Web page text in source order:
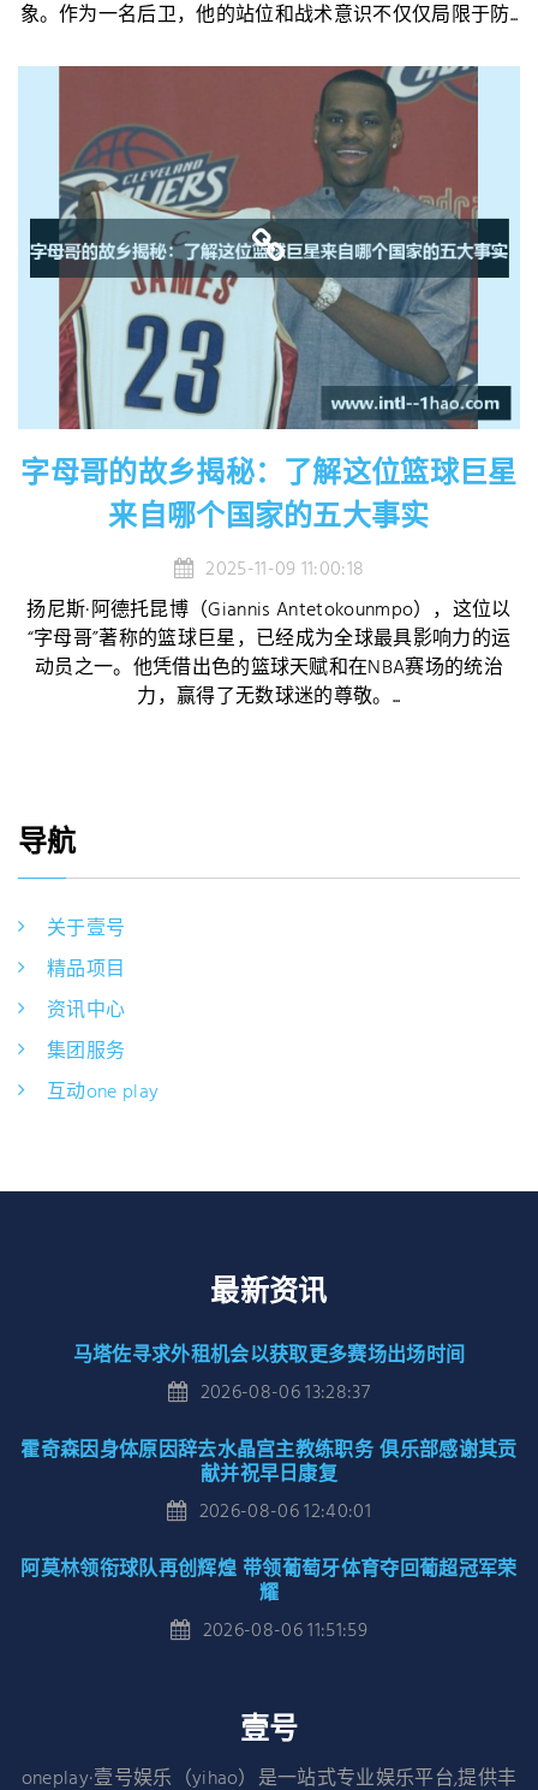
象。作为一名后卫，他的站位和战术意识不仅仅局限于防...
字母哥的故乡揭秘：了解这位篮球巨星
来自哪个国家的五大事实
2025-11-09 11:00:18
扬尼斯·阿德托昆博（Giannis Antetokounmpo），这位以
“字母哥”著称的篮球巨星，已经成为全球最具影响力的运
动员之一。他凭借出色的篮球天赋和在NBA赛场的统治
力，赢得了无数球迷的尊敬。...
导航
关于壹号
精品项目
资讯中心
集团服务
互动one play
最新资讯
马塔佐寻求外租机会以获取更多赛场出场时间
2026-08-06 13:28:37
霍奇森因身体原因辞去水晶宫主教练职务 俱乐部感谢其贡
献并祝早日康复
2026-08-06 12:40:01
阿莫林领衔球队再创辉煌 带领葡萄牙体育夺回葡超冠军荣
耀
2026-08-06 11:51:59
壹号
oneplay·壹号娱乐（yihao）是一站式专业娱乐平台,提供丰